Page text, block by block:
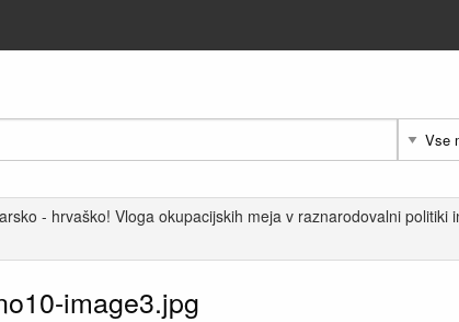
- hrvaško! Vloga okupacijskih meja v raznarodovalni politiki
image3.jpg